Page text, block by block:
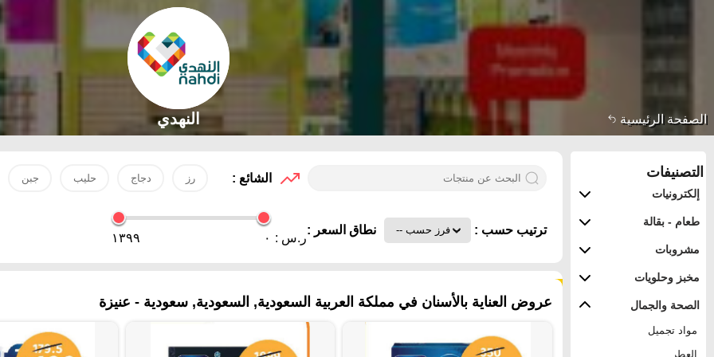
الصفحة الرئيسية النهدي
التصنيفات
إلكترونيات
طعام - بقالة
مشروبات
مخبز وحلويات
الصحة والجمال
مواد تجميل
العطر
الشائع : رز دجاج حليب جبن
ترتيب حسب : نطاق السعر :
ر.س : ٠ ١٣٩٩
عروض العناية بالأسنان في مملكة العربية السعودية, السعودية, سعودية - عنيزة